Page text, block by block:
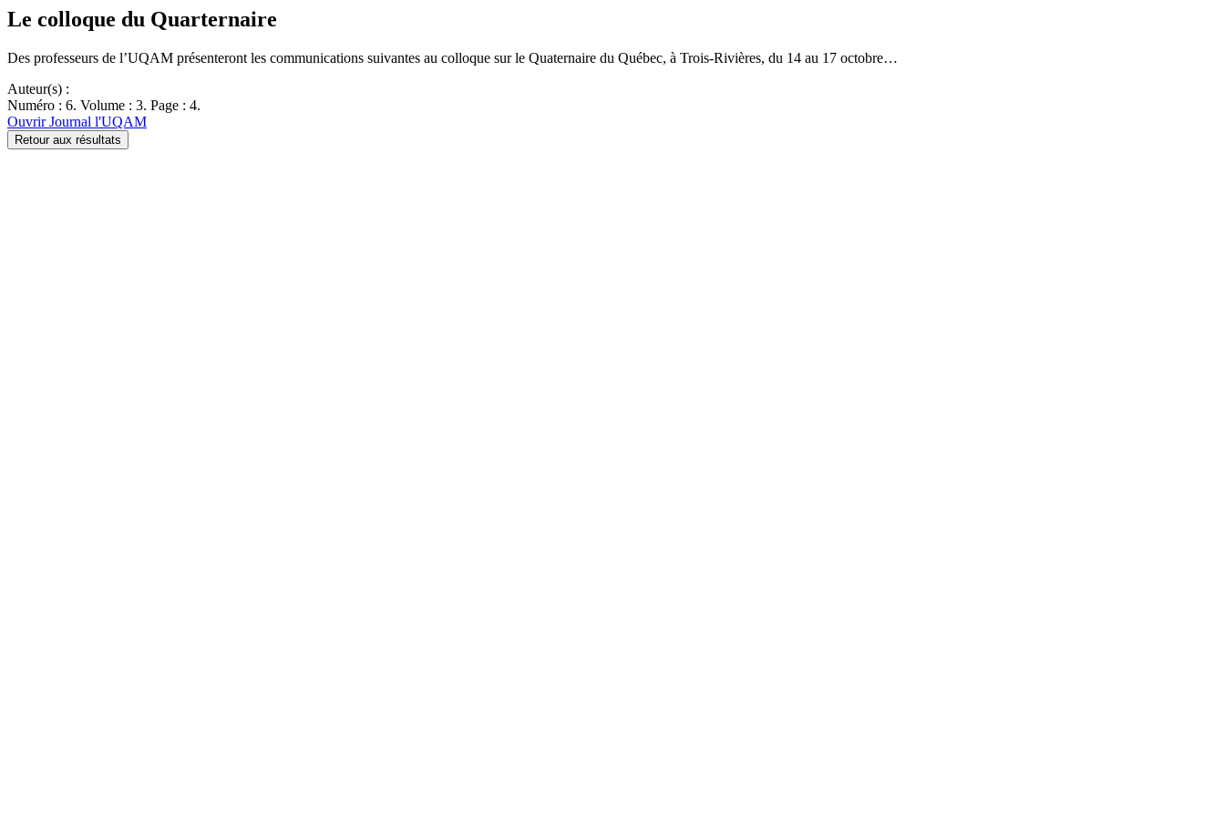
Le colloque du Quarternaire
Des professeurs de l’UQAM présenteront les communications suivantes au colloque sur le Quaternaire du Québec, à Trois-Rivières, du 14 au 17 octobre…
Auteur(s) :
Numéro : 6. Volume : 3. Page : 4.
Ouvrir Journal l'UQAM
Retour aux résultats